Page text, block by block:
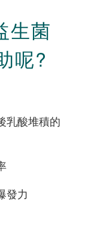
生菌
呢?
乳酸堆積的
發力